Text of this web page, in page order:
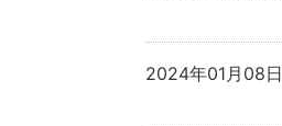
2024年01月08日